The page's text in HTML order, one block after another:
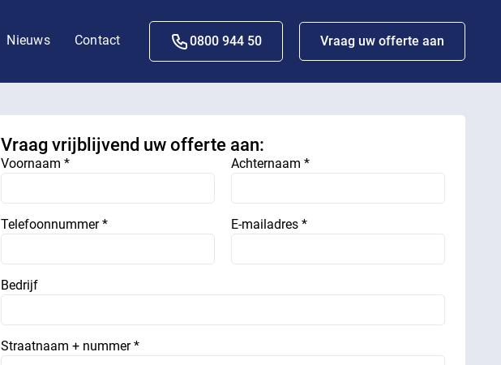
Nieuws Contact 0800 944 50 Vraag uw offerte aan
Vraag vrijblijvend uw offerte aan:
Voornaam * Achternaam *
Telefoonnummer * E-mailadres *
Bedrijf
Straatnaam + nummer *